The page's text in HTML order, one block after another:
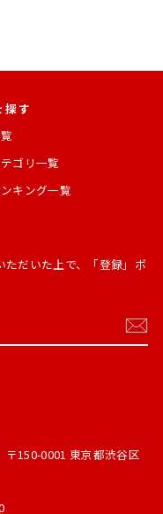
探す
ゴリ一覧
キング一覧
ただいた上で、「登録」ボ
〒150-0001 東京都渋谷区